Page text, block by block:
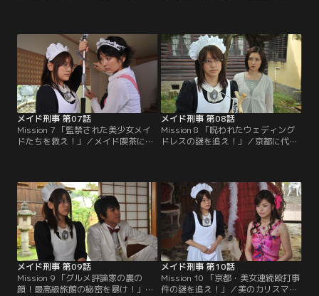
の兄・圭輔（柏原収史）が現れた。
が、香奈子は圭輔を一目見るなり偽
者だと非難する。はたして男は本物
の圭輔なのか、それとも…？
くしてから組長となっていた智子
（南野陽子）ら組員に対して捜査を
開始する。智子の一人息子・和真
（後藤聡）が北海道へ養子に出され
ることがわかった。
メイド刑事 第07話
Mission 7 「監禁された美少女メイ
ドたちを救え！」／メイド喫茶に勤
ちが相次いで行方不明になる事件が
発生。
メイド刑事 第08話
Mission 8 「呪われたウェディング
ドレスの謎を追え！」／京都に代々
で発見された。大道寺家のしきたり
に従い新たに婚約しものの、次々と
起こる不可思議な現象に悩まされて
いる忠宏は、大学の先輩である海堂
（原田龍二）に相談する。
メイド刑事 第09話
Mission 9 「グルメ評論家の裏の
顔！最高級旅館の秘密を暴け！」／
メイド刑事 第10話
Mission 10 「京都・美女連続殴打事
件の謎を追え！」／美のカリスマと